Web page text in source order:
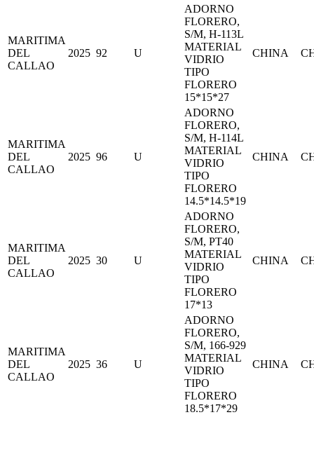
MARITIMA
DEL
CALLAO
2025 92 U
ADORNO
FLORERO,
S/M, H-113L
MATERIAL
VIDRIO
TIPO
FLORERO
15*15*27
CHINA
MARITIMA
DEL
CALLAO
2025 96 U
ADORNO
FLORERO,
S/M, H-114L
MATERIAL
VIDRIO
TIPO
FLORERO
14.5*14.5*19
CHINA
MARITIMA
DEL
CALLAO
2025 30 U
ADORNO
FLORERO,
S/M, PT40
MATERIAL
VIDRIO
TIPO
FLORERO
17*13
CHINA
MARITIMA
DEL
CALLAO
2025 36 U
ADORNO
FLORERO,
S/M, 166-929
MATERIAL
VIDRIO
TIPO
FLORERO
18.5*17*29
CHINA